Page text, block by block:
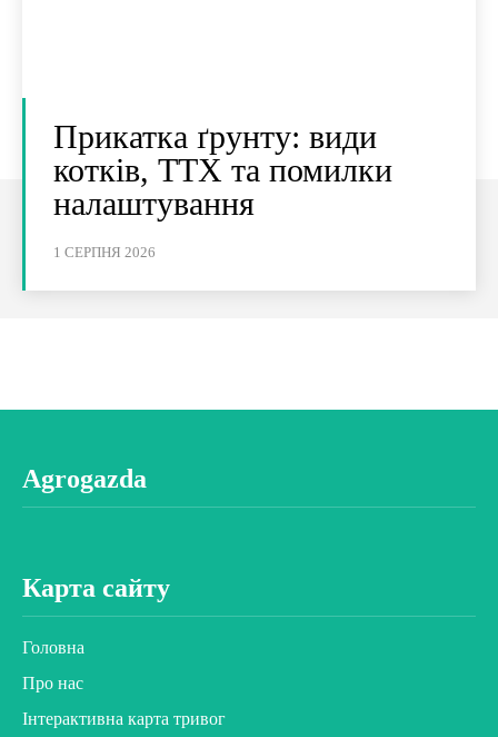
Прикатка ґрунту: види
котків, ТТХ та помилки
налаштування
1 СЕРПНЯ 2026
Agrogazda
Карта сайту
Головна
Про нас
Інтерактивна карта тривог